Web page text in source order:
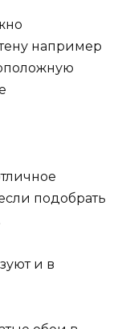
например
подобрать
и в